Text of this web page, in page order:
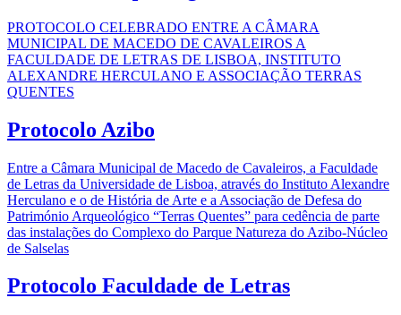
PROTOCOLO CELEBRADO ENTRE A CÂMARA
MUNICIPAL DE MACEDO DE CAVALEIROS A
FACULDADE DE LETRAS DE LISBOA, INSTITUTO
ALEXANDRE HERCULANO E ASSOCIAÇÃO TERRAS
QUENTES
Protocolo Azibo
Entre a Câmara Municipal de Macedo de Cavaleiros, a Faculdade
de Letras da Universidade de Lisboa, através do Instituto Alexandre
Herculano e o de História de Arte e a Associação de Defesa do
Património Arqueológico “Terras Quentes” para cedência de parte
das instalações do Complexo do Parque Natureza do Azibo-Núcleo
de Salselas
Protocolo Faculdade de Letras